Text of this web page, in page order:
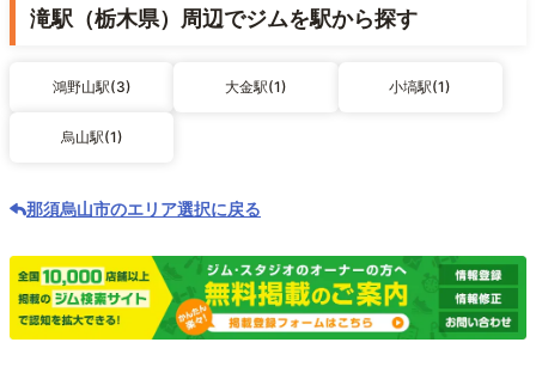
滝駅（栃木県）周辺でジムを駅から探す
鴻野山駅(3) 大金駅(1) 小塙駅(1)
烏山駅(1)
那須烏山市のエリア選択に戻る